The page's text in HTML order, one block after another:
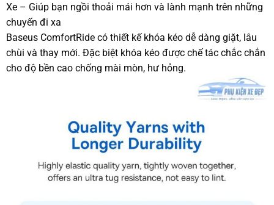
Xe – Giúp bạn ngồi thoải mái hơn và lành mạnh trên những
chuyến đi xa
Baseus ComfortRide có thiết kế khóa kéo dễ dàng giặt, lâu
chùi và thay mới. Đặc biệt khóa kéo được chế tác chắc chắn
cho độ bền cao chống mài mòn, hư hỏng.